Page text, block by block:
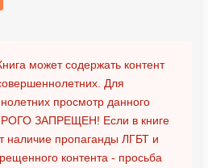
может содержать контент
Для
просмотр данного
ЗАПРЕЩЕН! Если в книге
наличие пропаганды ЛГБТ и
контента - просьба